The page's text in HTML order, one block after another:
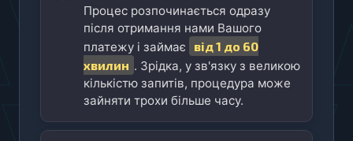
Процес розпочинається одразу
після отримання нами Вашого
платежу і займає
від 1 до 60
хвилин . Зрідка, у зв'язку з великою
кількістю запитів, процедура може
зайняти трохи більше часу.